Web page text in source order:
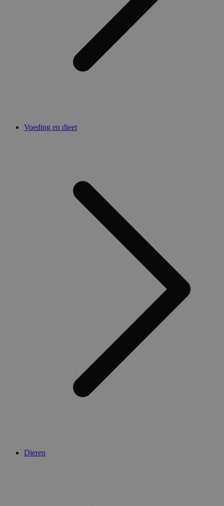
Voeding en dieet
Dieren